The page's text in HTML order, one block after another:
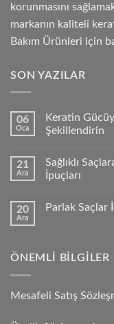
korunmasını
markanın kaliteli
Bakım Ürünleri için
SON YAZILAR
06
Oca
Keratin
Şekillendirin
21
Ara
Sağlıklı
İpuçları
20
Ara
Parlak Saçlar
ÖNEMLI BILGILER
Mesafeli Satış